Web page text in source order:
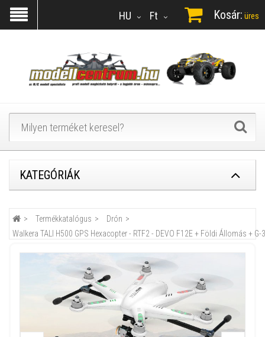
Ft
HU Kosár: üres
KATEGÓRIÁK
Termékkatalógus
Drón
Walkera TALI H500 GPS Hexacopter - RTF2 - DEVO F12E + Földi Állomás +